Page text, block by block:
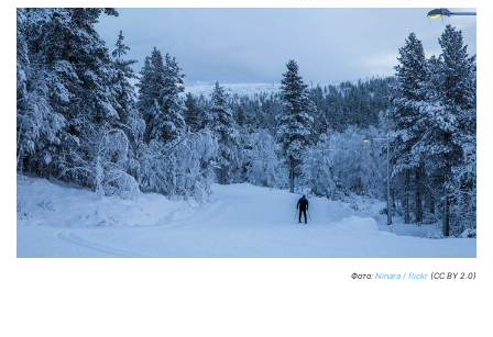
Фото: Ninara / flickr (CC BY 2.0)